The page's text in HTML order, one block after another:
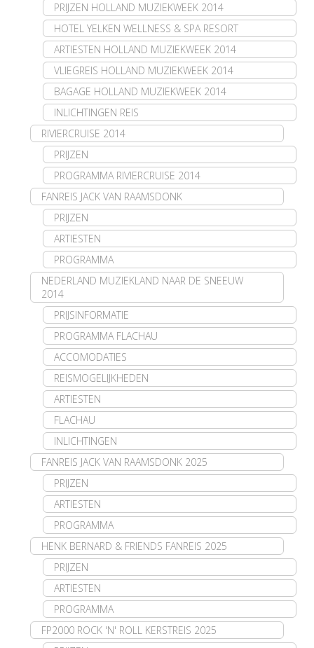
PRIJZEN HOLLAND MUZIEKWEEK 2014
HOTEL YELKEN WELLNESS & SPA RESORT
ARTIESTEN HOLLAND MUZIEKWEEK 2014
VLIEGREIS HOLLAND MUZIEKWEEK 2014
BAGAGE HOLLAND MUZIEKWEEK 2014
INLICHTINGEN REIS
RIVIERCRUISE 2014
PRIJZEN
PROGRAMMA RIVIERCRUISE 2014
FANREIS JACK VAN RAAMSDONK
PRIJZEN
ARTIESTEN
PROGRAMMA
NEDERLAND MUZIEKLAND NAAR DE SNEEUW
2014
PRIJSINFORMATIE
PROGRAMMA FLACHAU
ACCOMODATIES
REISMOGELIJKHEDEN
ARTIESTEN
FLACHAU
INLICHTINGEN
FANREIS JACK VAN RAAMSDONK 2025
PRIJZEN
ARTIESTEN
PROGRAMMA
HENK BERNARD & FRIENDS FANREIS 2025
PRIJZEN
ARTIESTEN
PROGRAMMA
FP2000 ROCK 'N' ROLL KERSTREIS 2025